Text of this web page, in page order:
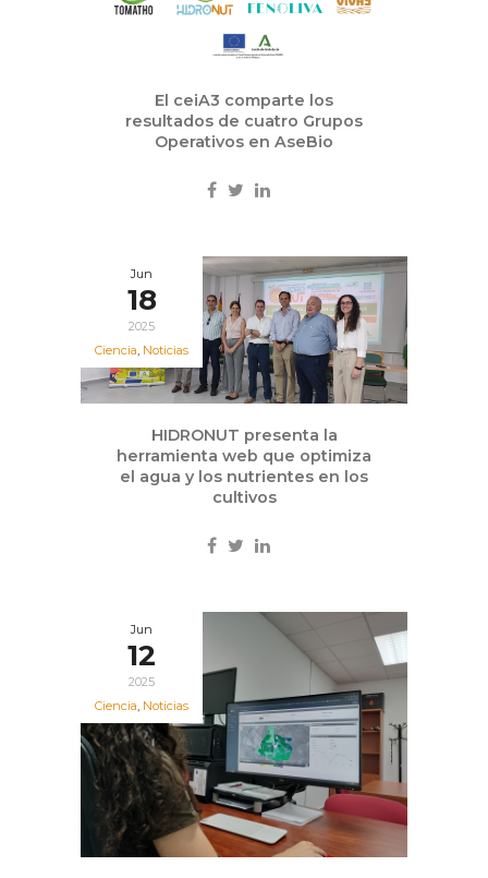
El ceiA3 comparte los
resultados de cuatro Grupos
Operativos en AseBio
Jun
18
2025
Ciencia, Noticias
HIDRONUT presenta la
herramienta web que optimiza
el agua y los nutrientes en los
cultivos
Jun
12
2025
Ciencia, Noticias